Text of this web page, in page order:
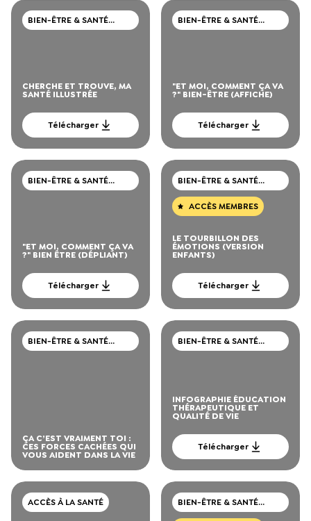
BIEN-ÊTRE & SANTÉ
MENTALE
CHERCHE ET TROUVE, MA
SANTÉ ILLUSTRÉE
Télécharger
BIEN-ÊTRE & SANTÉ
MENTALE
"ET MOI, COMMENT ÇA VA
?" BIEN-ÊTRE (AFFICHE)
Télécharger
BIEN-ÊTRE & SANTÉ
MENTALE
"ET MOI, COMMENT ÇA VA
?" BIEN ÊTRE (DÉPLIANT)
Télécharger
BIEN-ÊTRE & SANTÉ
MENTALE
ACCÈS MEMBRES
LE TOURBILLON DES
ÉMOTIONS (VERSION
ENFANTS)
Télécharger
BIEN-ÊTRE & SANTÉ
MENTALE
ÇA C’EST VRAIMENT TOI :
CES FORCES CACHÉES QUI
VOUS AIDENT DANS LA VIE
BIEN-ÊTRE & SANTÉ
MENTALE
INFOGRAPHIE ÉDUCATION
THÉRAPEUTIQUE ET
QUALITÉ DE VIE
Télécharger
ACCÈS À LA SANTÉ
BIEN-ÊTRE & SANTÉ
MENTALE